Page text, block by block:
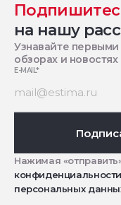
на нашу
Узнавайте первыми
обзорах и
E-MAIL*
Нажимая
конфиденциальности
персональных